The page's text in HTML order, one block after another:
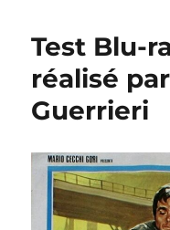
Test Blu-
réalisé
Guerrieri